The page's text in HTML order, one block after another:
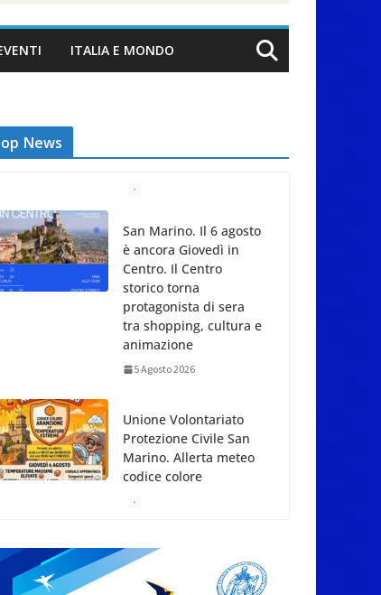
ITALIA E MONDO
News
è ancora Giovedì in
tra shopping, cultura e
animazione
5 Agosto 2026
Unione Volontariato
Protezione Civile San
Marino. Allerta meteo
temperature estreme
5 Agosto 2026
Dreaming San Marino
2026-2027
5 Agosto 2026